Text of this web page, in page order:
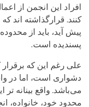
افراد این انجمن از
کنند. قرارگذاشته اند
پیش آید، باید از
پسندیده است.
علی رغم این که
دشواری است، اما در
می‌باشد. واقع بینانه
محدود خود، خانواده،